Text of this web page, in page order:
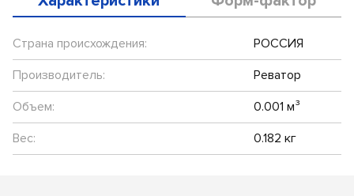
Страна происхождения:
РОССИЯ
Производитель:
Реватор
Объем:
0.001 м³
Вес:
0.182 кг